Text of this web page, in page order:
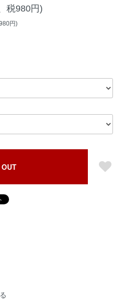
税980円)
円)